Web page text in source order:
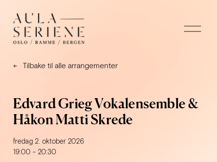
Å
p
Tilbake til alle arrangementer
Edvard Grieg Vokalensemble &
Håkon Matti Skrede
fredag 2. oktober 2026
19:00
20:30